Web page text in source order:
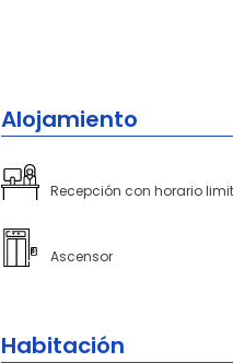
Alojamiento
Recepción con horario
Ascensor
Habitación